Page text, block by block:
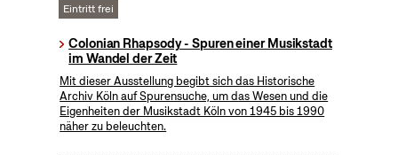
Eintritt frei
Colonian Rhapsody - Spuren einer Musikstadt
im Wandel der Zeit
Mit dieser Ausstellung begibt sich das Historische
Archiv Köln auf Spurensuche, um das Wesen und die
Eigenheiten der Musikstadt Köln von 1945 bis 1990
näher zu beleuchten.